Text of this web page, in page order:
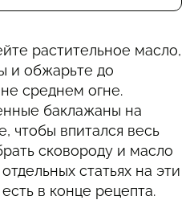
растительное масло,
и обжарьте до
среднем огне.
баклажаны на
чтобы впитался весь
сковороду и масло
статьях на эти
в конце рецепта.